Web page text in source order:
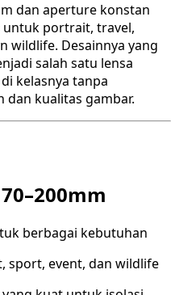
dan aperture konstan
untuk portrait, travel,
wildlife. Desainnya yang
salah satu lensa
kelasnya tanpa
kualitas gambar.
berbagai kebutuhan
sport, event, dan wildlife